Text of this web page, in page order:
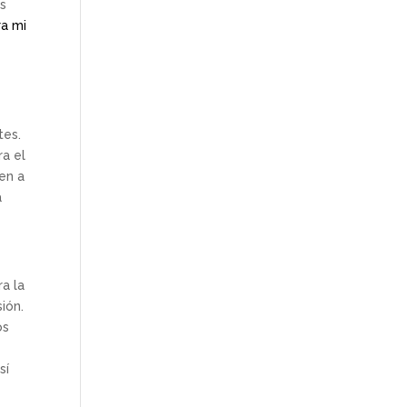
mi
el
a
la